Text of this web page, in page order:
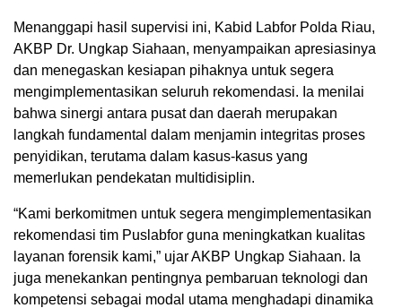
Menanggapi hasil supervisi ini, Kabid Labfor Polda Riau,
AKBP Dr. Ungkap Siahaan, menyampaikan apresiasinya
dan menegaskan kesiapan pihaknya untuk segera
mengimplementasikan seluruh rekomendasi. Ia menilai
bahwa sinergi antara pusat dan daerah merupakan
langkah fundamental dalam menjamin integritas proses
penyidikan, terutama dalam kasus-kasus yang
memerlukan pendekatan multidisiplin.
“Kami berkomitmen untuk segera mengimplementasikan
rekomendasi tim Puslabfor guna meningkatkan kualitas
layanan forensik kami,” ujar AKBP Ungkap Siahaan. Ia
juga menekankan pentingnya pembaruan teknologi dan
kompetensi sebagai modal utama menghadapi dinamika